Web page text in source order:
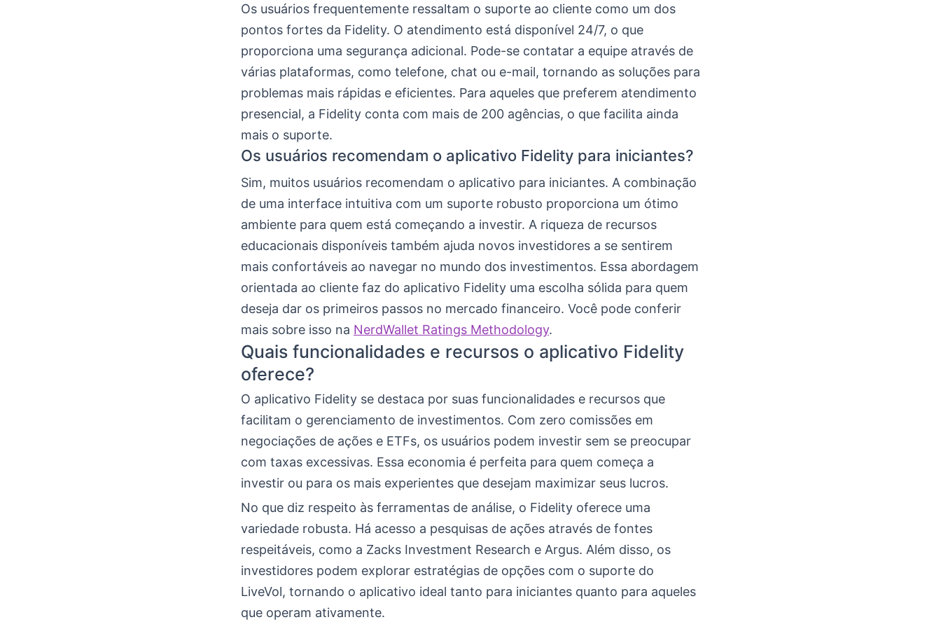
Os usuários frequentemente ressaltam o suporte ao cliente como um dos
pontos fortes da Fidelity. O atendimento está disponível 24/7, o que
proporciona uma segurança adicional. Pode-se contatar a equipe através de
várias plataformas, como telefone, chat ou e-mail, tornando as soluções para
problemas mais rápidas e eficientes. Para aqueles que preferem atendimento
presencial, a Fidelity conta com mais de 200 agências, o que facilita ainda
mais o suporte.
Os usuários recomendam o aplicativo Fidelity para iniciantes?
Sim, muitos usuários recomendam o aplicativo para iniciantes. A combinação
de uma interface intuitiva com um suporte robusto proporciona um ótimo
ambiente para quem está começando a investir. A riqueza de recursos
educacionais disponíveis também ajuda novos investidores a se sentirem
mais confortáveis ao navegar no mundo dos investimentos. Essa abordagem
orientada ao cliente faz do aplicativo Fidelity uma escolha sólida para quem
deseja dar os primeiros passos no mercado financeiro. Você pode conferir
mais sobre isso na NerdWallet Ratings Methodology.
Quais funcionalidades e recursos o aplicativo Fidelity
oferece?
O aplicativo Fidelity se destaca por suas funcionalidades e recursos que
facilitam o gerenciamento de investimentos. Com zero comissões em
negociações de ações e ETFs, os usuários podem investir sem se preocupar
com taxas excessivas. Essa economia é perfeita para quem começa a
investir ou para os mais experientes que desejam maximizar seus lucros.
No que diz respeito às ferramentas de análise, o Fidelity oferece uma
variedade robusta. Há acesso a pesquisas de ações através de fontes
respeitáveis, como a Zacks Investment Research e Argus. Além disso, os
investidores podem explorar estratégias de opções com o suporte do
LiveVol, tornando o aplicativo ideal tanto para iniciantes quanto para aqueles
que operam ativamente.